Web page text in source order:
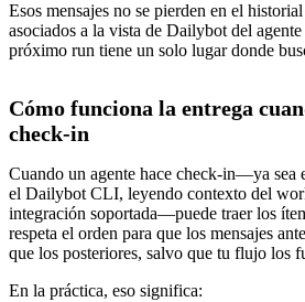
Esos mensajes no se pierden en el
asociados a la vista de Dailybot del
próximo run tiene un solo lugar donde
Cómo funciona la entrega
check-in
Cuando un agente hace check-in—ya sea
el Dailybot CLI, leyendo contexto del
integración soportada—puede traer los
respeta el orden para que los mensajes
que los posteriores, salvo que tu flujo los
En la práctica, eso significa: